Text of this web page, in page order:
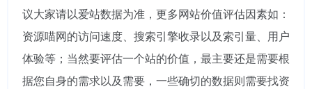
议大家请以爱站数据为准，更多网站价值评估因素如：
资源喵网的访问速度、搜索引擎收录以及索引量、用户
体验等；当然要评估一个站的价值，最主要还是需要根
据您自身的需求以及需要，一些确切的数据则需要找资